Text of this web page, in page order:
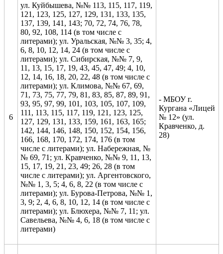
6
ул. Куйбышева, №№ 113, 115, 117, 119,
121, 123, 125, 127, 129, 131, 133, 135,
137, 139, 141, 143; 70, 72, 74, 76, 78,
80, 92, 108, 114 (в том числе с
литерами); ул. Уральская, №№ 3, 35; 4,
6, 8, 10, 12, 14, 24 (в том числе с
литерами); ул. Сибирская, №№ 7, 9,
11, 13, 15, 17, 19, 43, 45, 47, 49; 4, 10,
12, 14, 16, 18, 20, 22, 48 (в том числе с
литерами); ул. Климова, №№ 67, 69,
71, 73, 75, 77, 79, 81, 83, 85, 87, 89, 91,
93, 95, 97, 99, 101, 103, 105, 107, 109,
111, 113, 115, 117, 119, 121, 123, 125,
127, 129, 131, 133, 159, 161, 163, 165;
142, 144, 146, 148, 150, 152, 154, 156,
166, 168, 170, 172, 174, 176 (в том
числе с литерами); ул. Набережная, №
№ 69, 71; ул. Кравченко, №№ 9, 11, 13,
15, 17, 19, 21, 23, 49; 26, 28 (в том
числе с литерами); ул. Аргентовского,
№№ 1, 3, 5; 4, 6, 8, 22 (в том числе с
литерами); ул. Бурова-Петрова, №№ 1,
3, 9; 2, 4, 6, 8, 10, 12, 14 (в том числе с
литерами); ул. Блюхера, №№ 7, 11; ул.
Савельева, №№ 4, 6, 18 (в том числе с
литерами)
- МБОУ г.
Кургана «Лицей
№ 12» (ул.
Кравченко, д.
28)